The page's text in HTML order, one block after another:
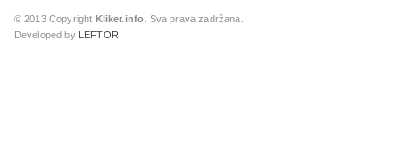
© 2013 Copyright Kliker.info . Sva prava zadržana.
Developed by
LEFTOR